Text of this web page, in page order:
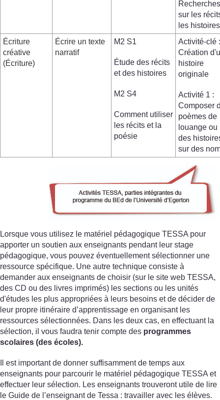
Recherches
sur les
les histoires
Écriture
créative
(Écriture)
Écrire un texte
narratif
M2 S1
Étude des récits
et des histoires
M2 S4
Comment utiliser
les récits et la
poésie
Activité-clé :
Création
histoire
originale
Activité 1 :
Composer
poèmes de
louange ou
des
sur des
Lorsque vous utilisez le matériel pédagogique TESSA pour
apporter un soutien aux enseignants pendant leur stage
pédagogique, vous pouvez éventuellement sélectionner une
ressource spécifique. Une autre technique consiste à
demander aux enseignants de choisir (sur le site web TESSA,
des CD ou des livres imprimés) les sections ou les unités
d'études les plus appropriées à leurs besoins et de décider de
leur propre itinéraire d’apprentissage en organisant les
ressources sélectionnées. Dans les deux cas, en effectuant la
sélection, il vous faudra tenir compte des programmes
scolaires (des écoles).
Il est important de donner suffisamment de temps aux
enseignants pour parcourir le matériel pédagogique TESSA et
effectuer leur sélection. Les enseignants trouveront utile de lire
le Guide de l’enseignant de Tessa : travailler avec les élèves.